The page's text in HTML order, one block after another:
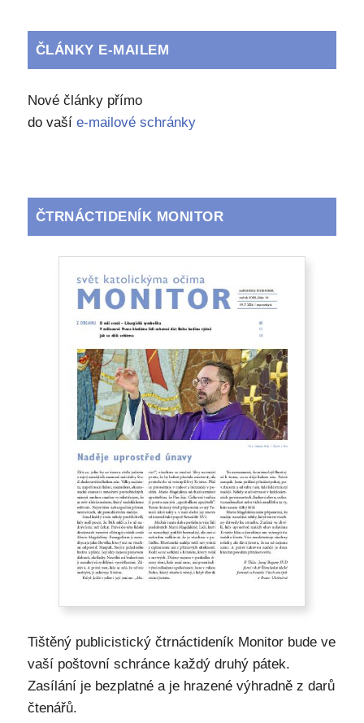
ČLÁNKY E-MAILEM
Nové články přímo
do vaší e-mailové schránky
ČTRNÁCTIDENÍK MONITOR
Tištěný publicistický čtrnáctideník Monitor bude ve
vaší poštovní schránce každý druhý pátek.
Zasílání je bezplatné a je hrazené výhradně z darů
čtenářů.